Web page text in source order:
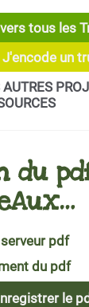
principal
vers tous les
J'encode un
AUTRES
du
pdf
du pdf
le